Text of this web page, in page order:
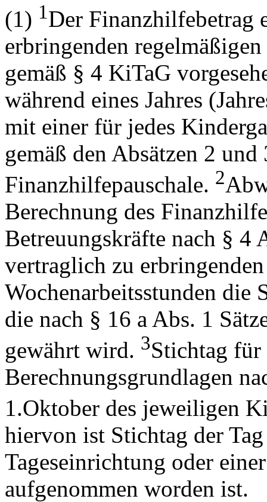
(1) 1Der Finanzhilfebetrag
erbringenden
gemäß § 4 KiTaG
während eines Jahres
mit einer für jedes
gemäß den Absätzen 2
Finanzhilfepauschale. 2
Berechnung des
Betreuungskräfte nach § 4
vertraglich zu
Wochenarbeitsstunden die
die nach § 16 a Abs. 1
gewährt wird. 3Stichtag
Berechnungsgrundlagen
1.Oktober des jeweiligen
hiervon ist Stichtag der
Tageseinrichtung oder
aufgenommen worden ist.